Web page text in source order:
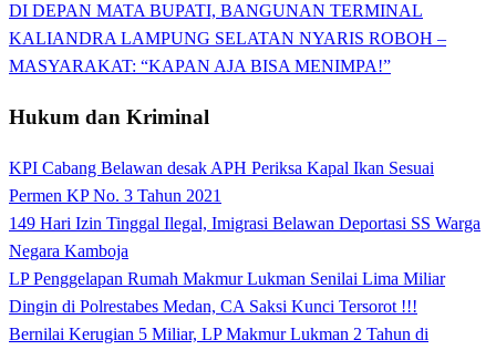
DI DEPAN MATA BUPATI, BANGUNAN TERMINAL
KALIANDRA LAMPUNG SELATAN NYARIS ROBOH –
MASYARAKAT: “KAPAN AJA BISA MENIMPA!”
Hukum dan Kriminal
KPI Cabang Belawan desak APH Periksa Kapal Ikan Sesuai
Permen KP No. 3 Tahun 2021
149 Hari Izin Tinggal Ilegal, Imigrasi Belawan Deportasi SS Warga
Negara Kamboja
LP Penggelapan Rumah Makmur Lukman Senilai Lima Miliar
Dingin di Polrestabes Medan, CA Saksi Kunci Tersorot !!!
Bernilai Kerugian 5 Miliar, LP Makmur Lukman 2 Tahun di